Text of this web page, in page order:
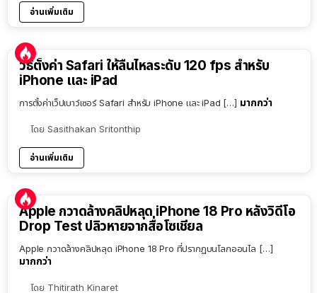
อ่านเพิ่มเติม
วิธีตั้งค่า Safari ให้ลื่นไหลระดับ 120 fps สำหรับ
iPhone และ iPad
การตั้งค่าเว็ปเบาว์เซอร์ Safari สำหรับ iPhone และ iPad […] มากกว่า
โดย Sasithakan Sritonthip
อ่านเพิ่มเติม
Apple กวาดล้างคลิปหลุด iPhone 18 Pro หลังวิดีโอ
Drop Test ปลิวหายจากสื่อโซเชียล
Apple กวาดล้างคลิปหลุด iPhone 18 Pro ที่ปรากฏบนโลกออนไล […]
มากกว่า
โดย Thitirath Kinaret